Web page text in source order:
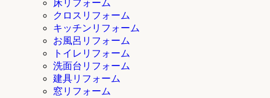
床リフォーム
クロスリフォーム
キッチンリフォーム
お風呂リフォーム
トイレリフォーム
洗面台リフォーム
建具リフォーム
窓リフォーム